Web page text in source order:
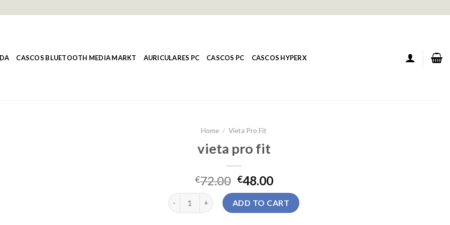
CASCOS BLUETOOTH MEDIA MARKT AURICULARES PC CASCOS PC CASCOS HYPERX
Home / Vieta Pro Fit
vieta pro fit
€72.00 €48.00
vieta pro fit quantityADD TO CART